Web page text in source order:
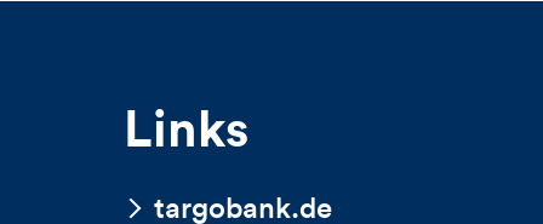
Links
targobank.de